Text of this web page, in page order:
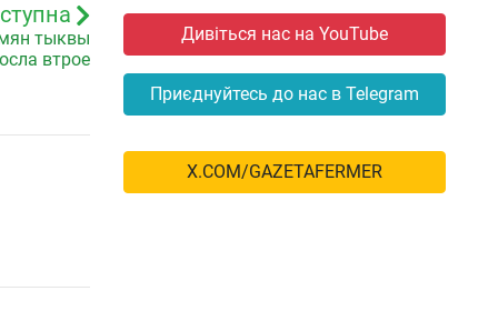
тыквы
втрое
Дивіться нас на YouTube
Приєднуйтесь до нас в Telegram
X.COM/GAZETAFERMER